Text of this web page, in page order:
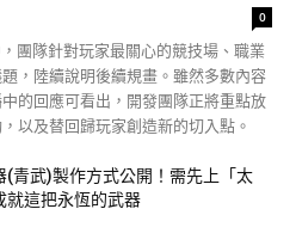
0
團隊針對玩家最關心的競技場、職業
，陸續說明後續規畫。雖然多數內容
的回應可看出，開發團隊正將重點放
以及替回歸玩家創造新的切入點。
(青武)製作方式公開！需先上「太
就這把永恆的武器